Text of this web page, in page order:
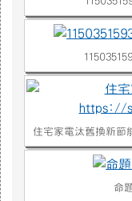
住宅家電汰舊換新節
命